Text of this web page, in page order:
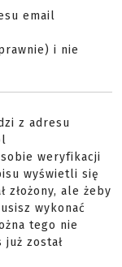
email
i nie
z adresu
sobie weryfikacji
wyświetli się
złożony, ale żeby
wykonać
tego nie
już został